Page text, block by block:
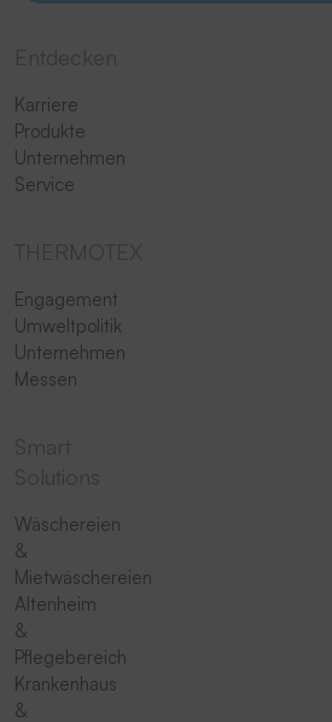
Karriere
Produkte
Unternehmen
Service
Engagement
Umweltpolitik
Unternehmen
Messen
Wäschereien
&
Mietwäschereien
Altenheim
&
Pflegebereich
Krankenhaus
&